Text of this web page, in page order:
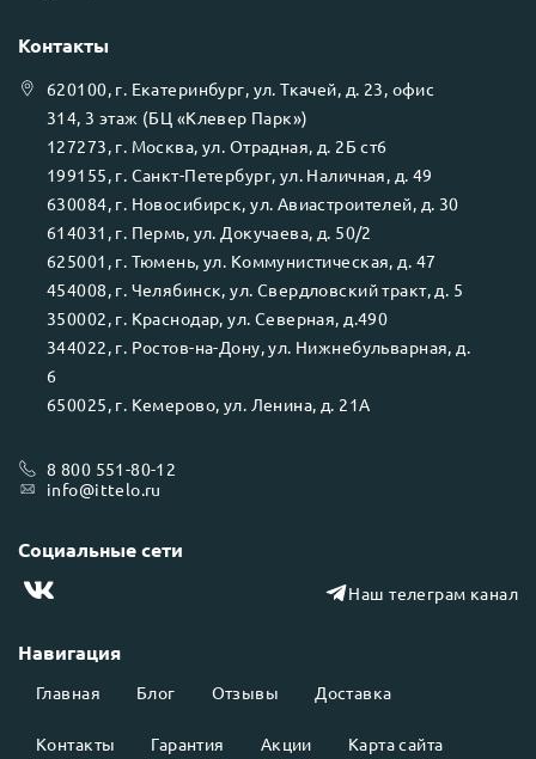
Навигация
Главная Блог Отзывы Доставка
Контакты Гарантия Акции Карта сайта
Контакты
620100, г. Екатеринбург, ул.Ткачей, д. 23, офис
314, 3 этаж (БЦ «Клевер Парк»)
127273, г. Москва, ул. Отрадная, д. 2Б ст6
199155, г. Санкт-Петербург, ул. Наличная, д. 49
630084, г. Новосибирск, ул. Авиастроителей, д. 30
614031 , г. Пермь, ул. Докучаева, д. 50/2
625001 , г. Тюмень, ул. Коммунистическая, д. 47
454008, г. Челябинск, ул. Свердловский тракт, д. 5
350002, г. Краснодар, ул. Северная, д.490
344022, г. Ростов-на-Дону, ул. Нижнебульварная, д.
6
650025, г. Кемерово, ул. Ленина, д. 21А
8 800 551-80-12
info@ittelo.ru
Социальные сети
Наш телеграм канал